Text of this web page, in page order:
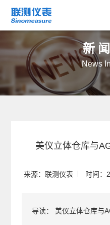
新
News
美仪立体仓库与
来源：联测仪表 时间：
导读： 美仪立体仓库与